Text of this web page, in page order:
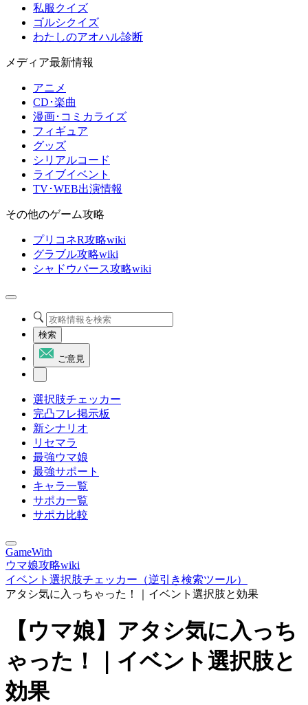
私服クイズ
ゴルシクイズ
わたしのアオハル診断
メディア最新情報
アニメ
CD･楽曲
漫画･コミカライズ
フィギュア
グッズ
シリアルコード
ライブイベント
TV･WEB出演情報
その他のゲーム攻略
プリコネR攻略wiki
グラブル攻略wiki
シャドウバース攻略wiki
検索
ご意見
選択肢チェッカー
完凸フレ掲示板
新シナリオ
リセマラ
最強ウマ娘
最強サポート
キャラ一覧
サポカ一覧
サポカ比較
GameWith
ウマ娘攻略wiki
イベント選択肢チェッカー（逆引き検索ツール）
アタシ気に入っちゃった！｜イベント選択肢と効果
【ウマ娘】アタシ気に入っち
ゃった！｜イベント選択肢と
効果